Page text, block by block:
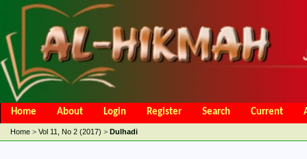
Home About Login Register Search Current
Open Access Policy
Article Processing Charges
Home > Vol 11, No 2 (2017) > Dulhadi